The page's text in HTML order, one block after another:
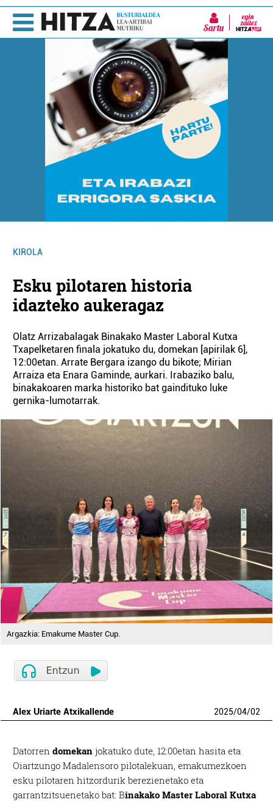
Sartu
KIROLA
Esku pilotaren historia
idazteko aukeragaz
Olatz Arrizabalagak Binakako Master Laboral Kutxa
Txapelketaren finala jokatuko du, domekan [apirilak 6],
12:00etan. Arrate Bergara izango du bikote; Mirian
Arraiza eta Enara Gaminde, aurkari. Irabaziko balu,
binakakoaren marka historiko bat gaindituko luke
gernika-lumotarrak.
Argazkia: Emakume Master Cup.
Alex Uriarte Atxikallende 2025/04/02
Datorrendomekan jokatuko dute, 12:00etan hasita eta
Oiartzungo Madalensoro pilotalekuan, emakumezkoen
esku pilotaren hitzordurik berezienetako eta
garrantzitsuenetako bat: Binakako Master Laboral Kutxa